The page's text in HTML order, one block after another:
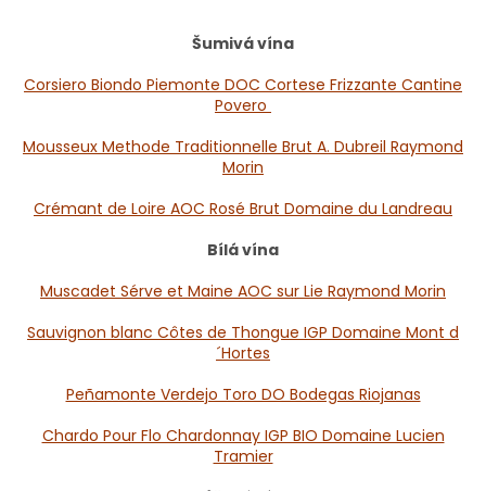
Šumivá vína
Corsiero Biondo Piemonte DOC Cortese Frizzante Cantine
Povero
Mousseux Methode Traditionnelle Brut A. Dubreil Raymond
Morin
Crémant de Loire AOC Rosé Brut Domaine du Landreau
Bílá vína
Muscadet Sérve et Maine AOC sur Lie Raymond Morin
Sauvignon blanc Côtes de Thongue IGP Domaine Mont d
´Hortes
Peñamonte Verdejo Toro DO Bodegas Riojanas
Chardo Pour Flo Chardonnay IGP BIO Domaine Lucien
Tramier